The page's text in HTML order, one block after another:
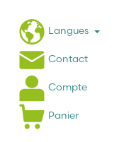
Langues
Contact
Compte
Panier